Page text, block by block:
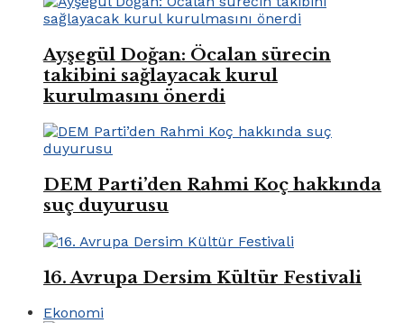
Ayşegül Doğan: Öcalan sürecin
takibini sağlayacak kurul
kurulmasını önerdi
DEM Parti’den Rahmi Koç hakkında
suç duyurusu
16. Avrupa Dersim Kültür Festivali
Ekonomi